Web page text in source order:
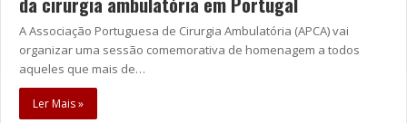
A Associação Portuguesa de Cirurgia Ambulatória (APCA) vai
organizar uma sessão comemorativa de homenagem a todos
aqueles que mais de…
Ler Mais »